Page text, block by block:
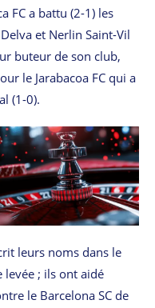
FC a battu (2-1) les
et Nerlin Saint-Vil
buteur de son club,
le Jarabacoa FC qui a
(1-0).
leurs noms dans le
levée ; ils ont aidé
le Barcelona SC de